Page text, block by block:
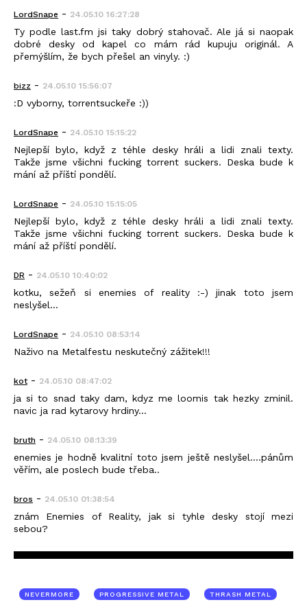
LordSnape - 24.05.10 16:27:28
Ty podle last.fm jsi taky dobrý stahovač. Ale já si naopak
dobré desky od kapel co mám rád kupuju originál. A
přemýšlím, že bych přešel an vinyly. :)
bizz - 24.05.10 15:56:07
:D vyborny, torrentsuckeře :))
LordSnape - 24.05.10 15:15:22
Nejlepší bylo, když z téhle desky hráli a lidi znali texty.
Takže jsme všichni fucking torrent suckers. Deska bude k
mání až příští pondělí.
LordSnape - 24.05.10 15:15:05
Nejlepší bylo, když z téhle desky hráli a lidi znali texty.
Takže jsme všichni fucking torrent suckers. Deska bude k
mání až příští pondělí.
DR - 24.05.10 10:40:02
kotku, sežeň si enemies of reality :-) jinak toto jsem
neslyšel...
LordSnape - 24.05.10 08:53:14
Naživo na Metalfestu neskutečný zážitek!!!
kot- 24.05.10 08:47:02
ja si to snad taky dam, kdyz me loomis tak hezky zminil.
navic ja rad kytarovy hrdiny...
bruth - 24.05.10 08:13:39
enemies je hodně kvalitní toto jsem ještě neslyšel....pánům
věřím, ale poslech bude třeba..
bros - 24.05.10 01:38:54
znám Enemies of Reality, jak si tyhle desky stojí mezi
sebou?
NEVERMORE PROGRESSIVE METAL THRASH METAL